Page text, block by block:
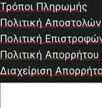
Τρόποι Πληρωμής
Πολιτική Αποστολών
Πολιτική
Πολιτική Απορρήτου
Διαχείριση